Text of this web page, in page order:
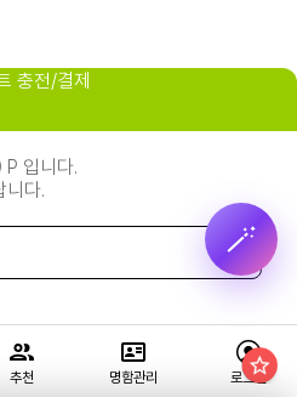
추천 명함관리 로그인
충전/결제
입니다.
니다.
지금결제하기
🪄